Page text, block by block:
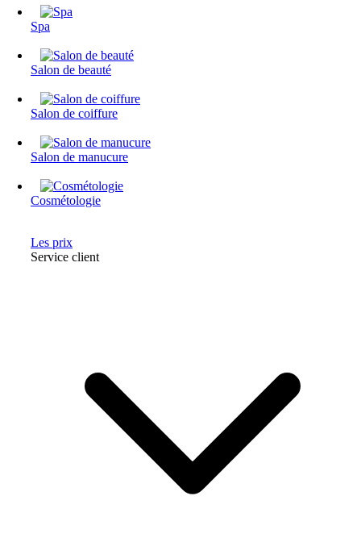
Spa
Salon de beauté
Salon de coiffure
Salon de manucure
Cosmétologie
Les prix
Service client